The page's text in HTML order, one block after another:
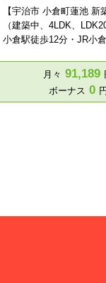
【宇治市 小倉町蓮池 新
（建築中、4LDK、
小倉駅徒歩12分・JR小
月々 91,189
ボーナス 0 円